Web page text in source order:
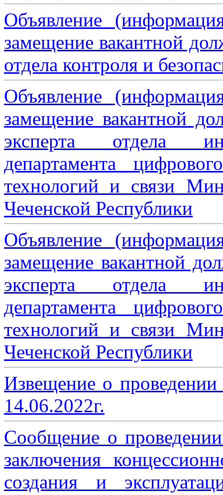
Объявление
замещение вакантной
отдела контроля и
Объявление
замещение вакантной
эксперта отдела
департамента
технологий и связи
Чеченской Республики
Объявление
замещение вакантной
эксперта отдела
департамента
технологий и связи
Чеченской Республики
Извещение о
14.06.2022г.
Сообщение о
заключения
создания и